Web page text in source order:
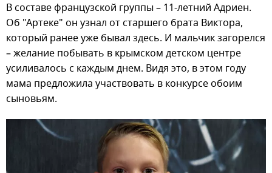
В составе французской группы – 11-летний Адриен.
Об "Артеке" он узнал от старшего брата Виктора,
который ранее уже бывал здесь. И мальчик загорелся
– желание побывать в крымском детском центре
усиливалось с каждым днем. Видя это, в этом году
мама предложила участвовать в конкурсе обоим
сыновьям.